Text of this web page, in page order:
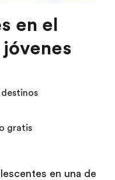
en el
en una de
gratis